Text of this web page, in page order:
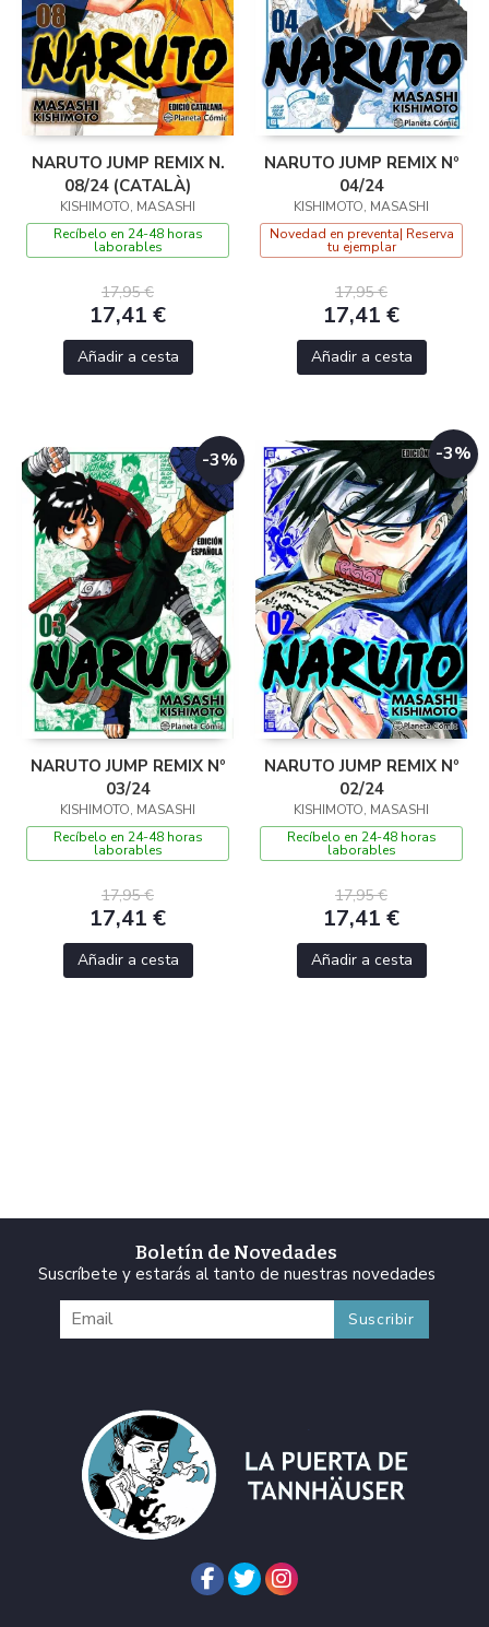
NARUTO JUMP REMIX N.
08/24 (CATALÀ)
KISHIMOTO, MASASHI
Recíbelo en 24-48 horas
laborables
17,95 €
17,41 €
Añadir a cesta
NARUTO JUMP REMIX Nº
04/24
KISHIMOTO, MASASHI
Novedad en preventa| Reserva
tu ejemplar
17,95 €
17,41 €
Añadir a cesta
-3%
NARUTO JUMP REMIX Nº
03/24
KISHIMOTO, MASASHI
Recíbelo en 24-48 horas
laborables
17,95 €
17,41 €
Añadir a cesta
-3%
NARUTO JUMP REMIX Nº
02/24
KISHIMOTO, MASASHI
Recíbelo en 24-48 horas
laborables
17,95 €
17,41 €
Añadir a cesta
Boletín de Novedades
Suscríbete y estarás al tanto de nuestras novedades